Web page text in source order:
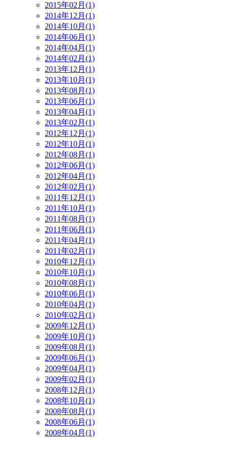
2015年02月(1)
2014年12月(1)
2014年10月(1)
2014年06月(1)
2014年04月(1)
2014年02月(1)
2013年12月(1)
2013年10月(1)
2013年08月(1)
2013年06月(1)
2013年04月(1)
2013年02月(1)
2012年12月(1)
2012年10月(1)
2012年08月(1)
2012年06月(1)
2012年04月(1)
2012年02月(1)
2011年12月(1)
2011年10月(1)
2011年08月(1)
2011年06月(1)
2011年04月(1)
2011年02月(1)
2010年12月(1)
2010年10月(1)
2010年08月(1)
2010年06月(1)
2010年04月(1)
2010年02月(1)
2009年12月(1)
2009年10月(1)
2009年08月(1)
2009年06月(1)
2009年04月(1)
2009年02月(1)
2008年12月(1)
2008年10月(1)
2008年08月(1)
2008年06月(1)
2008年04月(1)